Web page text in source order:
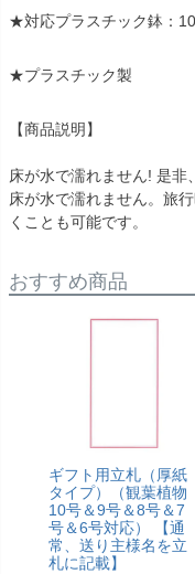
★対応プラスチック鉢：
★プラスチック製
【商品説明】
床が水で濡れません! 是非
床が水で濡れません。旅
くことも可能です。
おすすめ商品
ギフト用立札（厚紙
タイプ）（観葉植物
10号＆9号＆8号＆7
号＆6号対応） 【通
常、送り主様名を立
札に記載】